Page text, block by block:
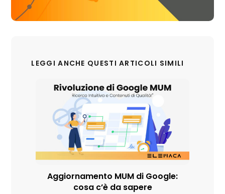
LEGGI ANCHE QUESTI ARTICOLI SIMILI
Aggiornamento MUM di Google:
cosa c’è da sapere